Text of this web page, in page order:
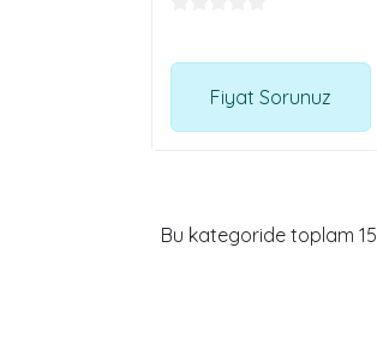
Fiyat Sorunuz
Bu kategoride toplam 15